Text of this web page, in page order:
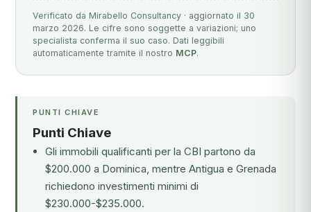
Verificato da Mirabello Consultancy · aggiornato il 30
marzo 2026. Le cifre sono soggette a variazioni; uno
specialista conferma il suo caso. Dati leggibili
automaticamente tramite il nostro MCP.
PUNTI CHIAVE
Punti Chiave
Gli immobili qualificanti per la CBI partono da
$200.000 a Dominica, mentre Antigua e Grenada
richiedono investimenti minimi di
$230.000-$235.000.